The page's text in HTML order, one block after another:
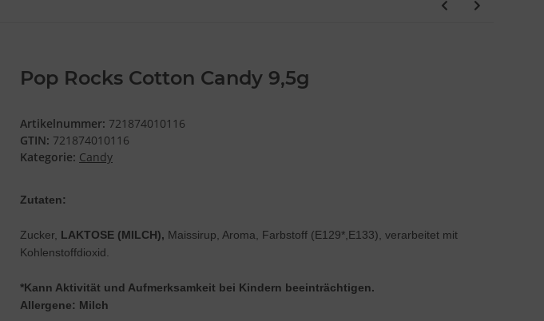
Pop Rocks Cotton Candy 9,5g
Artikelnummer: 721874010116
GTIN: 721874010116
Kategorie: Candy
Zutaten:
Zucker, LAKTOSE (MILCH), Maissirup, Aroma, Farbstoff (E129*,E133), verarbeitet mit
Kohlenstoffdioxid.
*Kann Aktivität und Aufmerksamkeit bei Kindern beeinträchtigen.
Allergene: Milch